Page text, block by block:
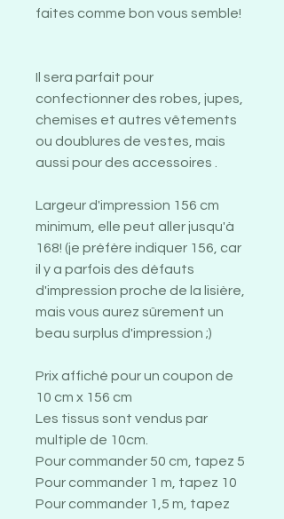
faites comme bon vous semble!
Il sera parfait pour
confectionner des robes, jupes,
chemises et autres vêtements
ou doublures de vestes, mais
aussi pour des accessoires .
Largeur d'impression 156 cm
minimum, elle peut aller jusqu'à
168! (je préfère indiquer 156, car
il y a parfois des défauts
d'impression proche de la lisière,
mais vous aurez sûrement un
beau surplus d'impression ;)
Prix affiché pour un coupon de
10 cm x 156 cm
Les tissus sont vendus par
multiple de 10cm.
Pour commander 50 cm, tapez 5
Pour commander 1 m, tapez 10
Pour commander 1,5 m, tapez